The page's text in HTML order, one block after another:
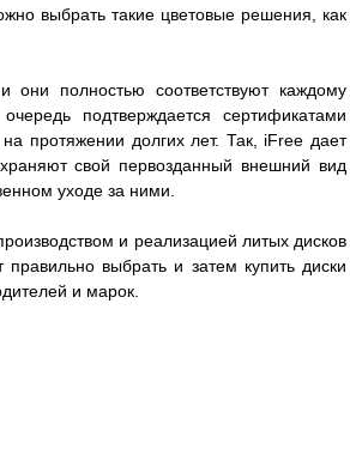
выбрать такие цветовые решения, как
полностью соответствуют каждому
подтверждается сертификатами
протяжении долгих лет. Так, iFree дает
свой первозданный внешний вид
уходе за ними.
и реализацией литых дисков
выбрать и затем купить диски
и марок.